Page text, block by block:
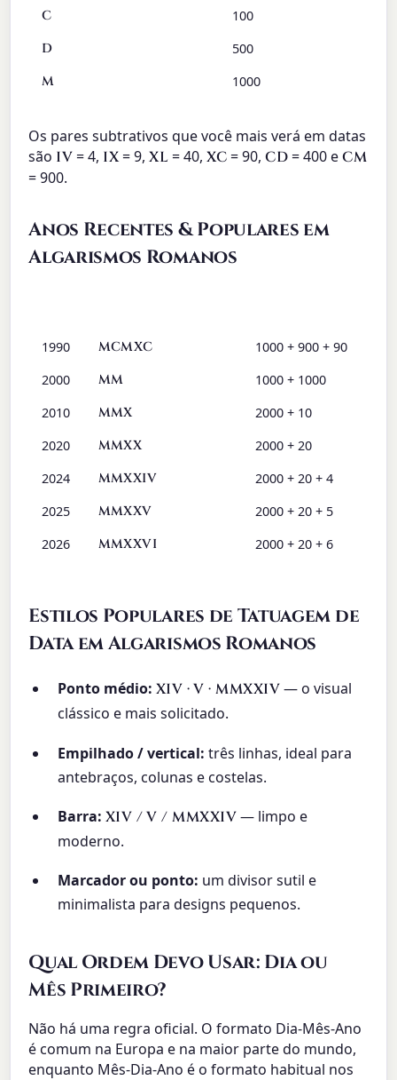
C
100
D
500
M
1000
Os pares subtrativos que você mais verá em datas
são IV= 4, IX= 9,XL= 40,XC= 90,CD= 400 eCM
= 900.
Anos Recentes & Populares em
Algarismos Romanos
1990
MCMXC
1000 + 900 + 90
2000
MM
1000 + 1000
2010
MMX
2000 + 10
2020
MMXX
2000 + 20
2024
MMXXIV
2000 + 20 + 4
2025
MMXXV
2000 + 20 + 5
2026
MMXXVI 2000 + 20 + 6
Estilos Populares de Tatuagem de
Data em Algarismos Romanos
Ponto médio: XIV · V · MMXXIV— o visual
clássico e mais solicitado.
Empilhado / vertical: três linhas, ideal para
antebraços, colunas e costelas.
Barra: XIV / V / MMXXIV— limpo e
moderno.
Marcador ou ponto: um divisor sutil e
minimalista para designs pequenos.
Qual Ordem Devo Usar: Dia ou
Mês Primeiro?
Não há uma regra oficial. O formato Dia-Mês-Ano
é comum na Europa e na maior parte do mundo,
enquanto Mês-Dia-Ano é o formato habitual nos